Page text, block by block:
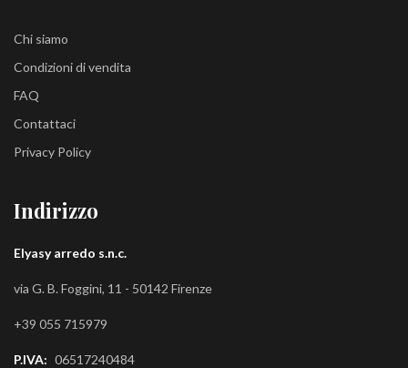
Chi siamo
Condizioni di vendita
FAQ
Contattaci
Privacy Policy
Indirizzo
Elyasy arredo s.n.c.
via G. B. Foggini, 11 - 50142 Firenze
+39 055 715979
P.IVA: 06517240484